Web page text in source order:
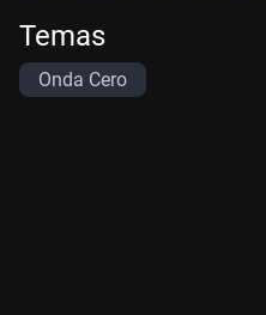
Temas
Onda Cero